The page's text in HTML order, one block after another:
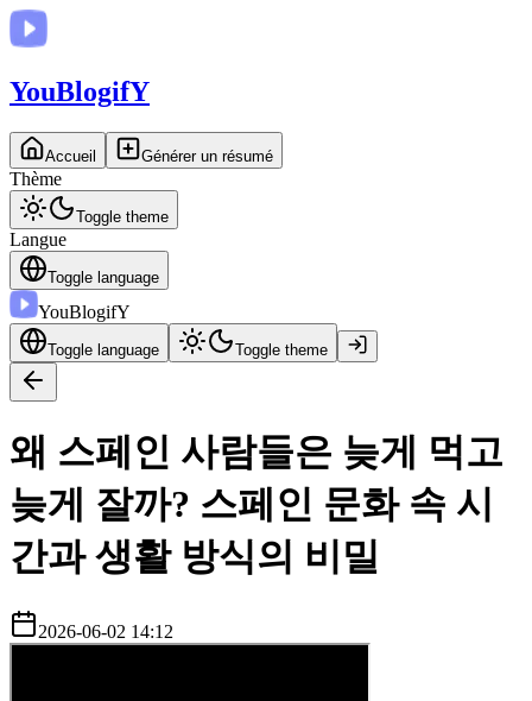
YouBlogifY
Accueil Générer un résumé
Thème
Toggle theme
Langue
Toggle language
YouBlogifY
Toggle language Toggle theme
왜 스페인 사람들은 늦게 먹고
늦게 잘까? 스페인 문화 속 시
간과 생활 방식의 비밀
2026-06-02 14:12